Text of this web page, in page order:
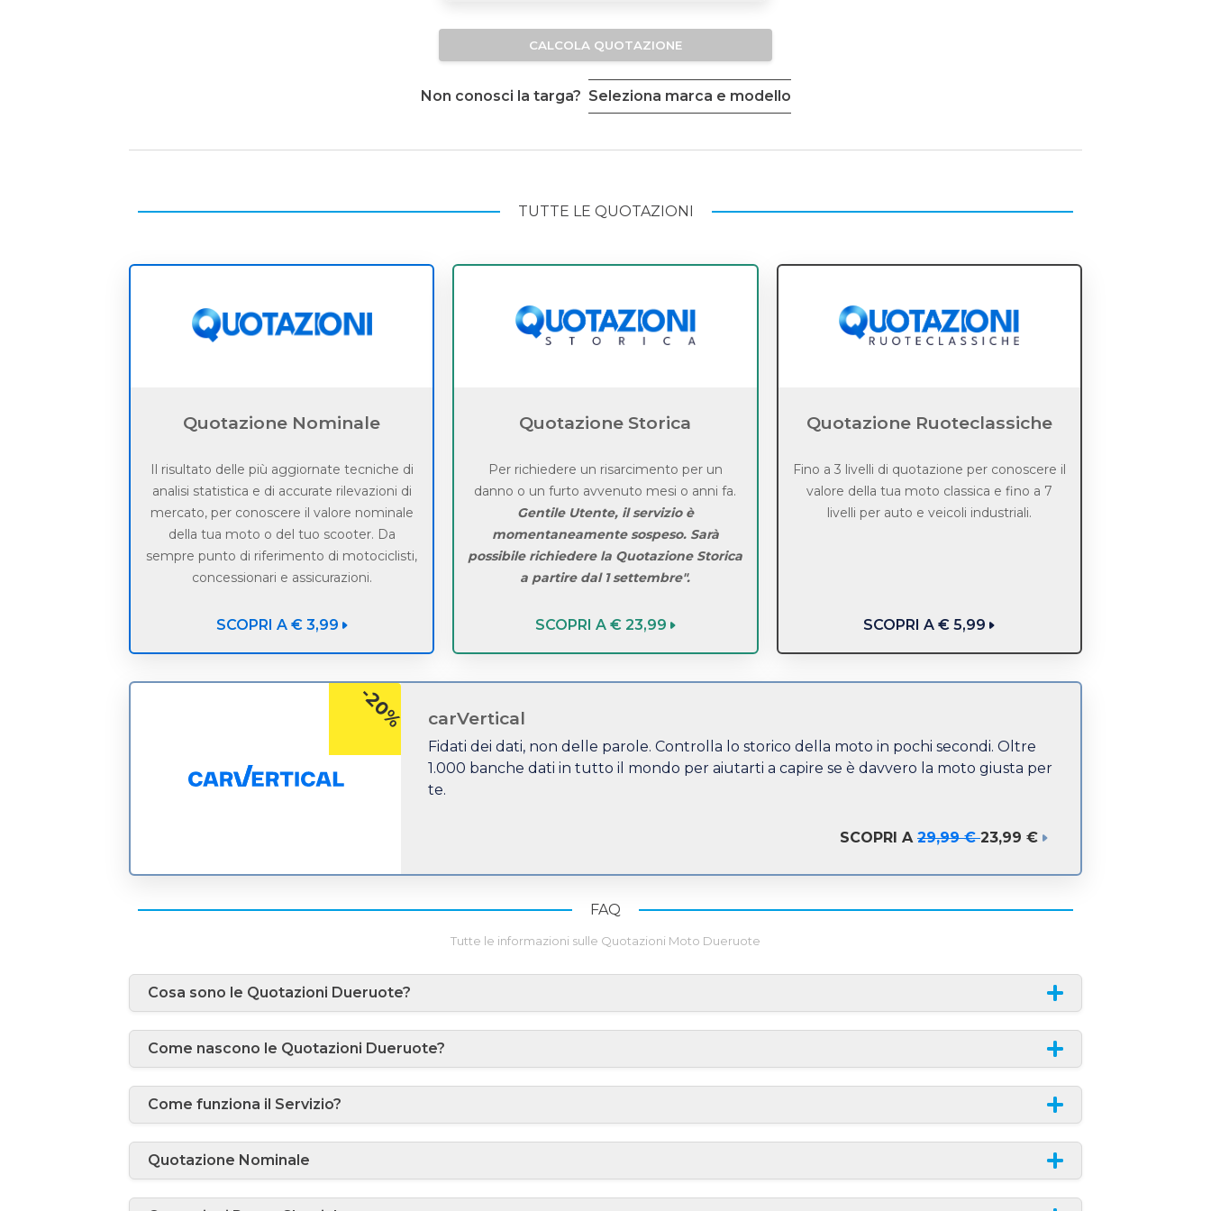
CALCOLA QUOTAZIONE
Non conosci la targa? Seleziona marca e modello
TUTTE LE QUOTAZIONI
Quotazione Nominale
Il risultato delle più aggiornate tecniche di
analisi statistica e di accurate rilevazioni di
mercato, per conoscere il valore nominale
della tua moto o del tuo scooter. Da
sempre punto di riferimento di motociclisti,
concessionari e assicurazioni.
SCOPRI A € 3,99
Quotazione Storica
Per richiedere un risarcimento per un
danno o un furto avvenuto mesi o anni fa.
Gentile Utente, il servizio è
momentaneamente sospeso. Sarà
possibile richiedere la Quotazione Storica
a partire dal 1 settembre".
SCOPRI A € 23,99
Quotazione Ruoteclassiche
Fino a 3 livelli di quotazione per conoscere il
valore della tua moto classica e fino a 7
livelli per auto e veicoli industriali.
SCOPRI A € 5,99
-20% carVertical
Fidati dei dati, non delle parole. Controlla lo storico della moto in pochi secondi. Oltre
1.000 banche dati in tutto il mondo per aiutarti a capire se è davvero la moto giusta per
te.
SCOPRI A 29,99 €23,99 €
FAQ
Tutte le informazioni sulle Quotazioni Moto Dueruote
Cosa sono le Quotazioni Dueruote?
Come nascono le Quotazioni Dueruote?
Come funziona il Servizio?
Quotazione Nominale